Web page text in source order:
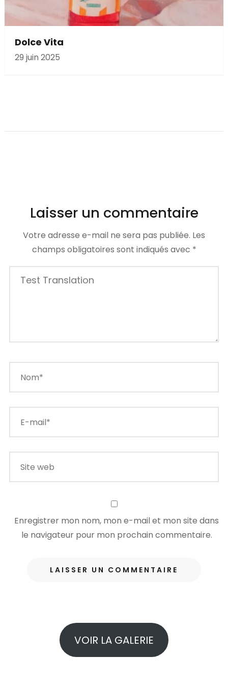
Dolce Vita
29 juin 2025
Laisser un commentaire
Votre adresse e-mail ne sera pas publiée. Les
champs obligatoires sont indiqués avec *
Enregistrer mon nom, mon e-mail et mon site dans
le navigateur pour mon prochain commentaire.
VOIR LA GALERIE